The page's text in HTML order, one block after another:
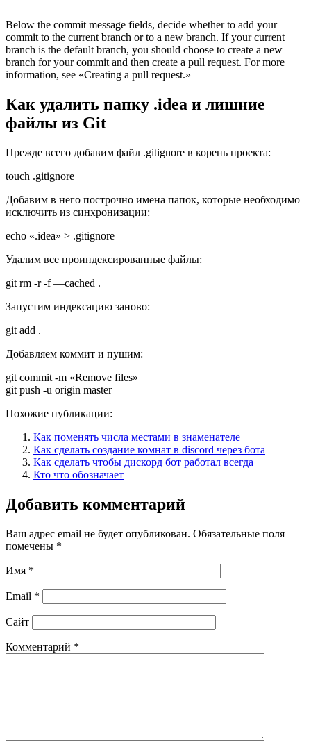
Below the commit message fields, decide whether to add your
commit to the current branch or to a new branch. If your current
branch is the default branch, you should choose to create a new
branch for your commit and then create a pull request. For more
information, see «Creating a pull request.»
Как удалить папку .idea и лишние
файлы из Git
Прежде всего добавим файл .gitignore в корень проекта:
touch .gitignore
Добавим в него построчно имена папок, которые необходимо
исключить из синхронизации:
echo «.idea» > .gitignore
Удалим все проиндексированные файлы:
git rm -r -f —cached .
Запустим индексацию заново:
git add .
Добавляем коммит и пушим:
git commit -m «Remove files»
git push -u origin master
Похожие публикации:
Как поменять числа местами в знаменателе
Как сделать создание комнат в discord через бота
Как сделать чтобы дискорд бот работал всегда
Кто что обозначает
Добавить комментарий
Ваш адрес email не будет опубликован. Обязательные поля
помечены *
Имя *
Email *
Сайт
Комментарий *